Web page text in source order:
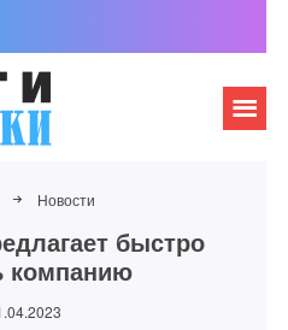
Новости
быстро
компанию